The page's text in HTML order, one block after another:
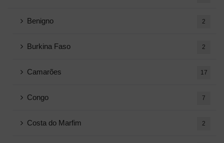
Benigno 2
Burkina Faso 2
Camarões 17
Congo 7
Costa do Marfim 2